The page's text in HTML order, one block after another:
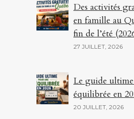
Des activités
en famille au
fin de l’été
27 JUILLET, 2026
Le guide
équilibrée en
20 JUILLET, 2026